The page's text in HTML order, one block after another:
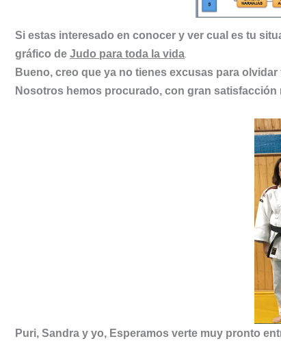
Si estas interesado en conocer y ver cual es tu
gráfico de Judo para toda la vida
Bueno, creo que ya no tienes excusas para
Nosotros hemos procurado, con gran satisfacción
Puri, Sandra y yo, Esperamos verte muy pronto